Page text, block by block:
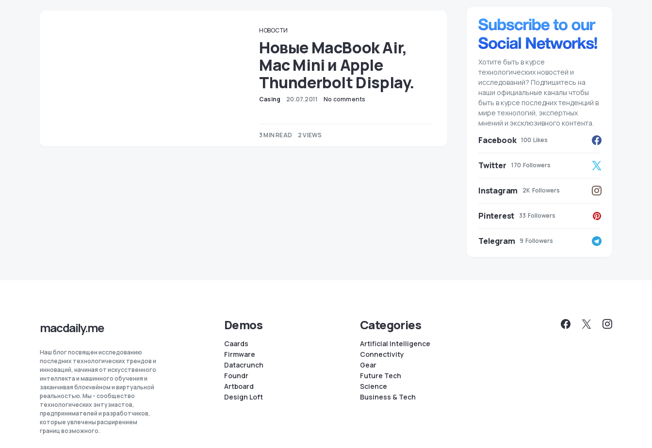
НОВОСТИ
Новые MacBook Air,
Mac Mini и Apple
Thunderbolt Display.
Casing 20.07.2011 No comments
3 MIN READ 2 VIEWS
Хотите быть в курсе
технологических новостей и
исследований? Подпишитесь на
наши официальные каналы чтобы
быть в курсе последних тенденций в
мире технологий, экспертных
мнений и эксклюзивного контента.
Facebook 100 Likes
Twitter 170 Followers
Instagram 2K Followers
Pinterest 33 Followers
Telegram 9 Followers
macdaily.me
Наш блог посвящен исследованию
последних технологических трендов и
инноваций, начиная от искусственного
интеллекта и машинного обучения и
заканчивая блокчейном и виртуальной
реальностью. Мы - сообщество
технологических энтузиастов,
предпринимателей и разработчиков,
которые увлечены расширением
границ возможного.
Demos
Caards
Firmware
Datacrunch
Foundr
Artboard
Design Loft
Categories
Artificial Intelligence
Connectivity
Gear
Future Tech
Science
Business & Tech